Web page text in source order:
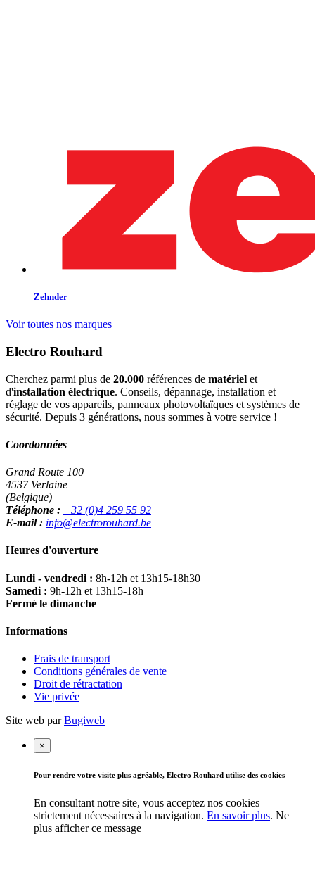
Zehnder
Voir toutes nos marques
Electro Rouhard
Cherchez parmi plus de 20.000 références de matériel et
d'installation électrique. Conseils, dépannage, installation et
réglage de vos appareils, panneaux photovoltaïques et systèmes de
sécurité. Depuis 3 générations, nous sommes à votre service !
Coordonnées
Grand Route 100
4537 Verlaine
(Belgique)
Téléphone : +32 (0)4 259 55 92
E-mail : info@electrorouhard.be
Heures d'ouverture
Lundi - vendredi : 8h-12h et 13h15-18h30
Samedi : 9h-12h et 13h15-18h
Fermé le dimanche
Informations
Frais de transport
Conditions générales de vente
Droit de rétractation
Vie privée
Site web parBugiweb
×
Pour rendre votre visite plus agréable, Electro Rouhard utilise des cookies
En consultant notre site, vous acceptez nos cookies
strictement nécessaires à la navigation. En savoir plus. Ne
plus afficher ce message